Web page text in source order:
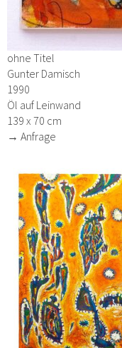
ohne Titel
Gunter Damisch
1990
Öl auf Leinwand
139 x 70 cm
→ Anfrage